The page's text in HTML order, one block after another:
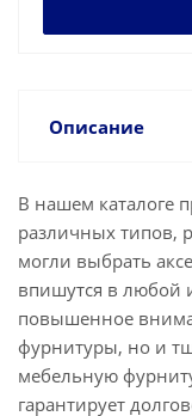
Описание
В нашем каталоге
различных типов,
могли выбрать
впишутся в любой
повышенное
фурнитуры, но и
мебельную
гарантирует